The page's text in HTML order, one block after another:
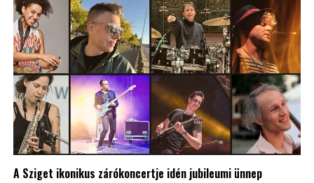
A Sziget ikonikus zárókoncertje idén jubileumi ünnep